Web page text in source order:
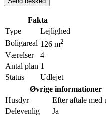
Fakta
Type
Lejlighed
Boligareal 126 m2
Værelser
4
Antal plan 1
Status
Udlejet
Øvrige informationer
Husdyr
Efter aftale med
Delevenlig
Ja